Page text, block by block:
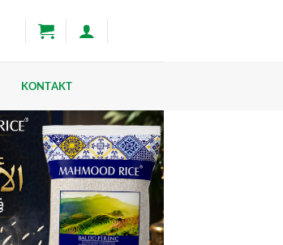
KONTAKT